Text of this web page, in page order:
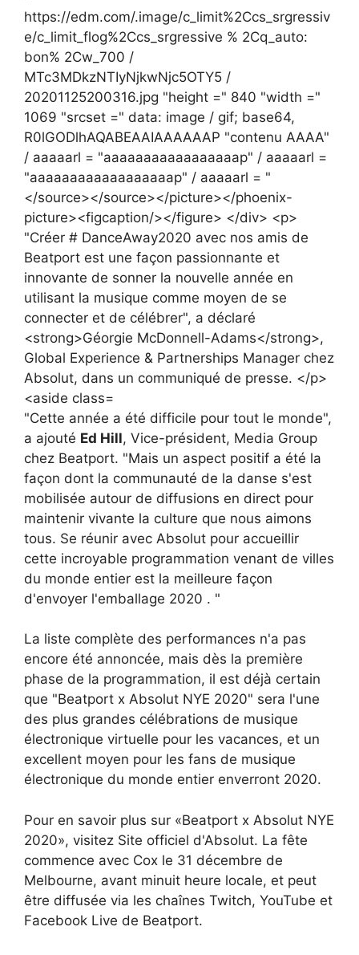
"Cette année a été difficile pour tout le monde",
a ajouté Ed Hill, Vice-président, Media Group
chez Beatport. "Mais un aspect positif a été la
façon dont la communauté de la danse s'est
mobilisée autour de diffusions en direct pour
maintenir vivante la culture que nous aimons
tous. Se réunir avec Absolut pour accueillir
cette incroyable programmation venant de villes
du monde entier est la meilleure façon
d'envoyer l'emballage 2020 . "
La liste complète des performances n'a pas
encore été annoncée, mais dès la première
phase de la programmation, il est déjà certain
que "Beatport x Absolut NYE 2020" sera l'une
des plus grandes célébrations de musique
électronique virtuelle pour les vacances, et un
excellent moyen pour les fans de musique
électronique du monde entier enverront 2020.
Pour en savoir plus sur «Beatport x Absolut NYE
2020», visitez Site officiel d'Absolut. La fête
commence avec Cox le 31 décembre de
Melbourne, avant minuit heure locale, et peut
être diffusée via les chaînes Twitch, YouTube et
Facebook Live de Beatport.